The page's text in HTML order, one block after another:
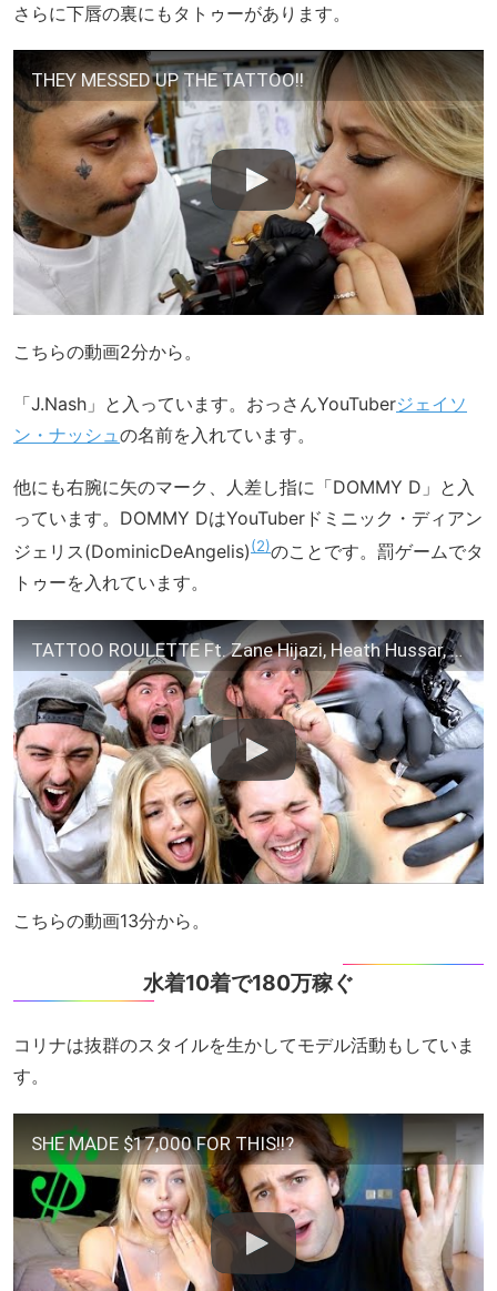
さらに下唇の裏にもタトゥーがあります。
THEY MESSED UP THE TATTOO!!
こちらの動画2分から。
「J.Nash」と入っています。おっさんYouTuberジェイソ
ン・ナッシュ の名前を入れています。
他にも右腕に矢のマーク、人差し指に「DOMMY D」と入
っています。DOMMY DはYouTuberドミニック・ディアン
ジェリス(DominicDeAngelis) 2 のことです。罰ゲームでタ
トゥーを入れています。
TATTOO ROULETTE Ft. Zane Hijazi, Heath Hussar, & Corinna Kopf
こちらの動画13分から。
水着10着で180万稼ぐ
コリナは抜群のスタイルを生かしてモデル活動もしていま
す。
SHE MADE $17,000 FOR THIS!!?